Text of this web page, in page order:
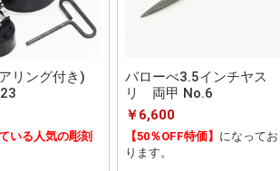
リング付き)
いる人気の彫刻
バローべ3.5インチヤス
リ 両甲 No.6
￥6,600
【50％OFF特価】 になってお
ります。